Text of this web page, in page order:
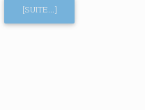
[SUITE...]